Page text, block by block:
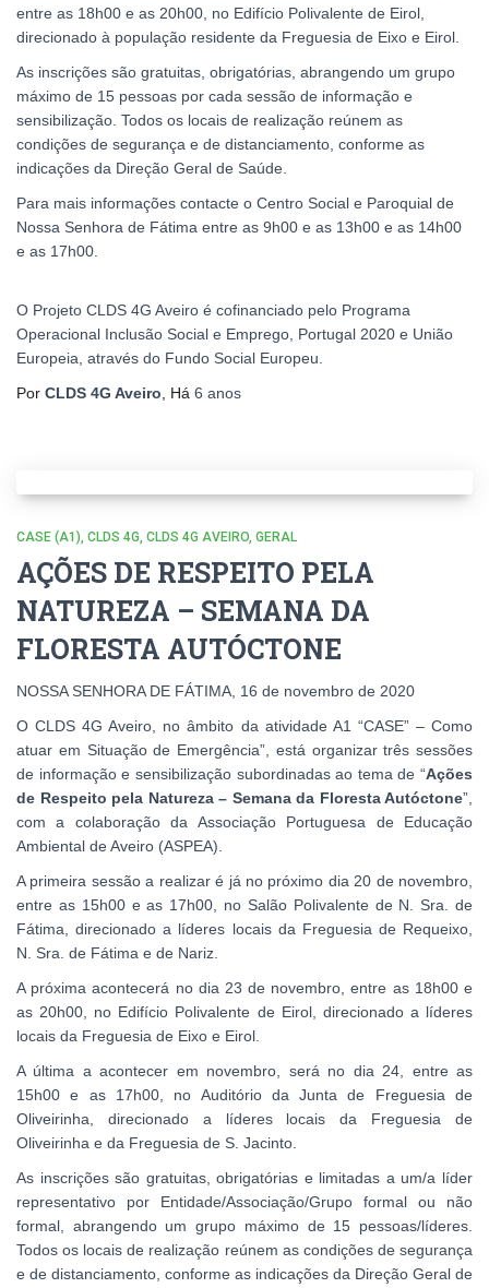
entre as 18h00 e as 20h00, no Edifício Polivalente de Eirol,
direcionado à população residente da Freguesia de Eixo e Eirol.
As inscrições são gratuitas, obrigatórias, abrangendo um grupo
máximo de 15 pessoas por cada sessão de informação e
sensibilização. Todos os locais de realização reúnem as
condições de segurança e de distanciamento, conforme as
indicações da Direção Geral de Saúde.
Para mais informações contacte o Centro Social e Paroquial de
Nossa Senhora de Fátima entre as 9h00 e as 13h00 e as 14h00
e as 17h00.
O Projeto CLDS 4G Aveiro é cofinanciado pelo Programa
Operacional Inclusão Social e Emprego, Portugal 2020 e União
Europeia, através do Fundo Social Europeu.
Por CLDS 4G Aveiro, Há 6 anos
CASE (A1) CLDS 4G CLDS 4G AVEIRO GERAL
AÇÕES DE RESPEITO PELA
NATUREZA – SEMANA DA
FLORESTA AUTÓCTONE
NOSSA SENHORA DE FÁTIMA, 16 de novembro de 2020
O CLDS 4G Aveiro, no âmbito da atividade A1 “CASE” – Como
atuar em Situação de Emergência”, está organizar três sessões
de informação e sensibilização subordinadas ao tema de “Ações
de Respeito pela Natureza – Semana da Floresta Autóctone”,
com a colaboração da Associação Portuguesa de Educação
Ambiental de Aveiro (ASPEA).
A primeira sessão a realizar é já no próximo dia 20 de novembro,
entre as 15h00 e as 17h00, no Salão Polivalente de N. Sra. de
Fátima, direcionado a líderes locais da Freguesia de Requeixo,
N. Sra. de Fátima e de Nariz.
A próxima acontecerá no dia 23 de novembro, entre as 18h00 e
as 20h00, no Edifício Polivalente de Eirol, direcionado a líderes
locais da Freguesia de Eixo e Eirol.
A última a acontecer em novembro, será no dia 24, entre as
15h00 e as 17h00, no Auditório da Junta de Freguesia de
Oliveirinha, direcionado a líderes locais da Freguesia de
Oliveirinha e da Freguesia de S. Jacinto.
As inscrições são gratuitas, obrigatórias e limitadas a um/a líder
representativo por Entidade/Associação/Grupo formal ou não
formal, abrangendo um grupo máximo de 15 pessoas/líderes.
Todos os locais de realização reúnem as condições de segurança
e de distanciamento, conforme as indicações da Direção Geral de